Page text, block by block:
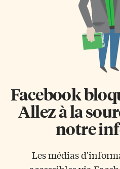
Facebook
Allez à la
notre
Les médias